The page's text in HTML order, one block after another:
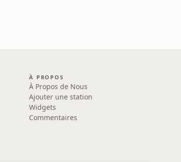
À PROPOS
À Propos de Nous
Ajouter une station
Widgets
Commentaires